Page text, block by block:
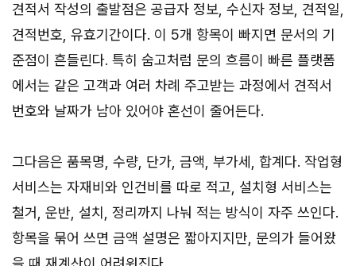
견적서 작성의 출발점은 공급자 정보, 수신자 정보, 견적일,
견적번호, 유효기간이다. 이 5개 항목이 빠지면 문서의 기
준점이 흔들린다. 특히 숨고처럼 문의 흐름이 빠른 플랫폼
에서는 같은 고객과 여러 차례 주고받는 과정에서 견적서
번호와 날짜가 남아 있어야 혼선이 줄어든다.
그다음은 품목명, 수량, 단가, 금액, 부가세, 합계다. 작업형
서비스는 자재비와 인건비를 따로 적고, 설치형 서비스는
철거, 운반, 설치, 정리까지 나눠 적는 방식이 자주 쓰인다.
항목을 묶어 쓰면 금액 설명은 짧아지지만, 문의가 들어왔